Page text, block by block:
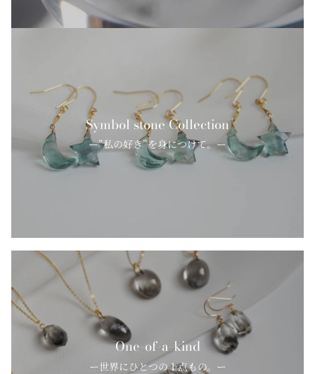
Symbol stone Collection
ー”私の好き”を身につけて。ー
One-of-a-kind
ー世界にひとつの１点もの。ー